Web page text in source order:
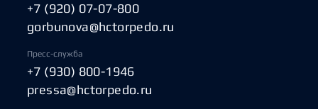
+7 (920) 07-07-800
gorbunova@hctorpedo.ru
Пресс-служба
+7 (930) 800-1946
pressa@hctorpedo.ru